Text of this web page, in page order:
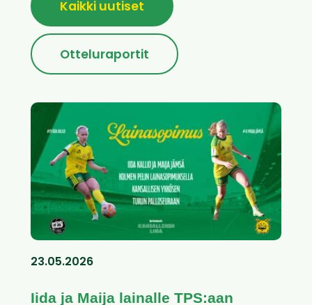
Kaikki uutiset
Otteluraportit
23.05.2026
Iida ja Maija lainalle TPS:aan